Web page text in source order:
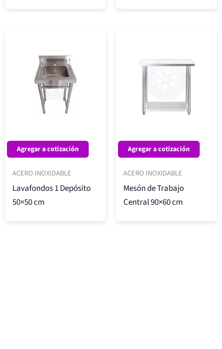
Agregar a cotización
ACERO INOXIDABLE
Lavafondos 1 Depósito
50×50 cm
Agregar a cotización
ACERO INOXIDABLE
Mesón de Trabajo
Central 90×60 cm